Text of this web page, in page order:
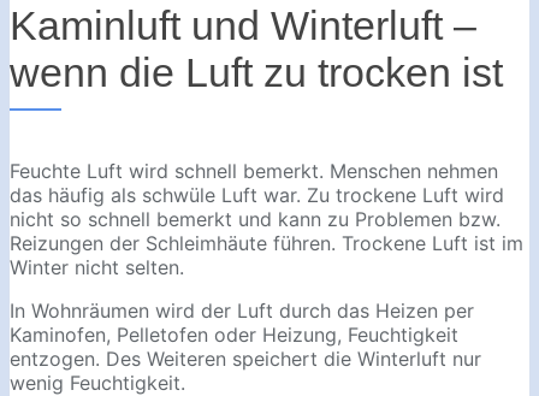
Kaminluft und Winterluft –
wenn die Luft zu trocken ist
Feuchte Luft wird schnell bemerkt. Menschen nehmen
das häufig als schwüle Luft war. Zu trockene Luft wird
nicht so schnell bemerkt und kann zu Problemen bzw.
Reizungen der Schleimhäute führen. Trockene Luft ist im
Winter nicht selten.
In Wohnräumen wird der Luft durch das Heizen per
Kaminofen, Pelletofen oder Heizung, Feuchtigkeit
entzogen. Des Weiteren speichert die Winterluft nur
wenig Feuchtigkeit.